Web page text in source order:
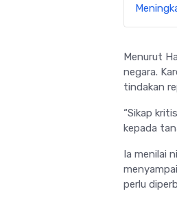
Menurut
negara.
tindakan
“Sikap
kepada
Ia menilai
perlu